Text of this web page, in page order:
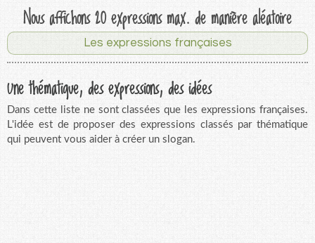
Nous affichons 20 expressions max. de manière aléatoire
Les expressions françaises
Une thématique, des expressions, des idées
Dans cette liste ne sont classées que les expressions françaises.
L'idée est de proposer des expressions classés par thématique
qui peuvent vous aider à créer un slogan.